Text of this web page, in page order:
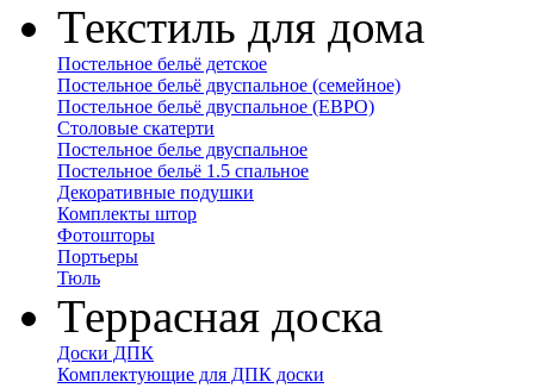
Текстиль для дома
Постельное бельё детское
Постельное бельё двуспальное (семейное)
Постельное бельё двуспальное (ЕВРО)
Столовые скатерти
Постельное белье двуспальное
Постельное бельё 1.5 спальное
Декоративные подушки
Комплекты штор
Фотошторы
Портьеры
Тюль
Террасная доска
Доски ДПК
Комплектующие для ДПК доски